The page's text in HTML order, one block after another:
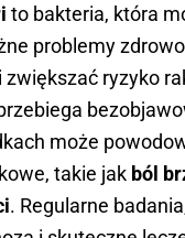
to bakteria, która
problemy
ryzyko
może
takie jak ból
. Regularne